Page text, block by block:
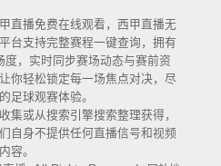
直播免费在线观看，西甲直播无
台支持完整赛程一键查询，拥有
度，实时同步赛场动态与赛前资
你轻松锁定每一场焦点对决，尽
足球观赛体验。
集或从搜索引擎搜索整理获得，
自身不提供任何直播信号和视频
内容。